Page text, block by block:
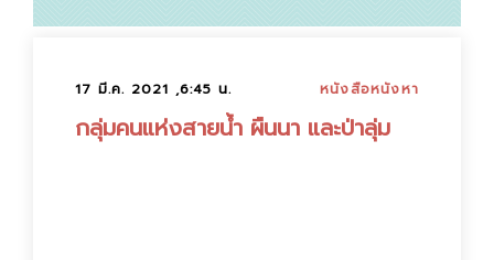
17 มี.ค. 2021 ,6:45 น. หนังสือหนังหา
กลุ่มคนแห่งสายน้ำ ผืนนา และป่าลุ่ม